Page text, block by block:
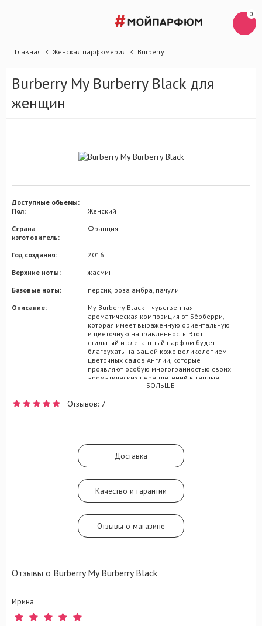
0
Главная Женская парфюмерия Burberry
Burberry My Burberry Black для
женщин
Доступные обьемы:
Пол:
Женский
Страна
изготовитель:
Франция
Год создания:
2016
Верхние ноты:
жасмин
Базовые ноты:
персик, роза амбра, пачули
Описание:
My Burberry Black – чувственная
ароматическая композиция от Бёрберри,
которая имеет выраженную ориентальную
и цветочную направленность. Этот
стильный и элегантный парфюм будет
благоухать на вашей коже великолепием
цветочных садов Англии, которые
проявляют особую многогранностью своих
ароматических переплетений в теплые
летние ночи. Волнительная композиция
раскрывается на коже феноменальной
состоит из оттенков жасмина, пачули,
амбры, розы и персика.
БОЛЬШЕ
Отзывов: 7
Доставка
Качество и гарантии
Отзывы о магазине
Отзывы о Burberry My Burberry Black
Ирина